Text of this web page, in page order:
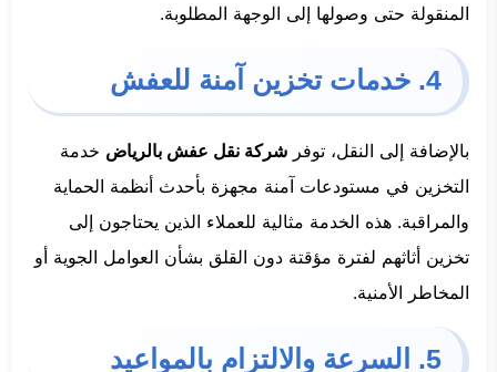
المنقولة حتى وصولها إلى الوجهة المطلوبة.
4. خدمات تخزين آمنة للعفش
بالإضافة إلى النقل، توفر شركة نقل عفش بالرياض خدمة
التخزين في مستودعات آمنة مجهزة بأحدث أنظمة الحماية
والمراقبة. هذه الخدمة مثالية للعملاء الذين يحتاجون إلى
تخزين أثاثهم لفترة مؤقتة دون القلق بشأن العوامل الجوية أو
المخاطر الأمنية.
5. السرعة والالتزام بالمواعيد